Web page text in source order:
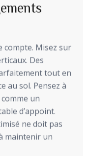
compte. Misez sur
Des
tout en
au sol. Pensez à
un
d’appoint.
ne doit pas
maintenir un